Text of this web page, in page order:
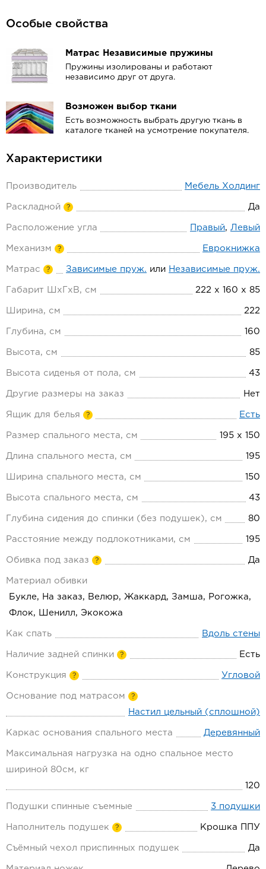
Особые свойства
Матрас Независимые пружины
Пружины изолированы и работают
независимо друг от друга.
Возможен выбор ткани
Есть возможность выбрать другую ткань в
каталоге тканей на усмотрение покупателя.
Характеристики
Производитель Мебель Холдинг
Раскладной ? Да
Расположение угла Правый, Левый
Механизм ? Еврокнижка
Матрас ? Зависимые пруж. или Независимые пруж.
Габарит ШхГхВ, см 222 х 160 х 85
Ширина, см 222
Глубина, см 160
Высота, см 85
Высота сиденья от пола, см 43
Другие размеры на заказ Нет
Ящик для белья ? Есть
Размер спального места, см 195 х 150
Длина спального места, см 195
Ширина спального места, см 150
Высота спального места, см 43
Глубина сидения до спинки (без подушек), см 80
Расстояние между подлокотниками, см 195
Обивка под заказ ? Да
Материал обивки
Букле, На заказ, Велюр, Жаккард, Замша, Рогожка,
Флок, Шенилл, Экокожа
Как спать Вдоль стены
Наличие задней спинки ? Есть
Конструкция ? Угловой
Основание под матрасом ?
Настил цельный (сплошной)
Каркас основания спального места Деревянный
Максимальная нагрузка на одно спальное место
шириной 80см, кг
120
Подушки спинные съемные 3 подушки
Наполнитель подушек ? Крошка ППУ
Съёмный чехол приспинных подушек Да